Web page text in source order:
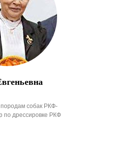
собак РКФ-
по дрессировке РКФ